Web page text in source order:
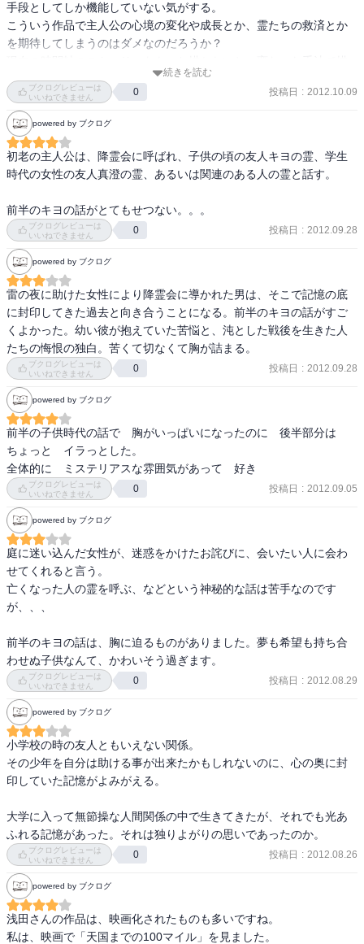
手段としてしか機能していない気がする。
こういう作品で主人公の心境の変化や成長とか、霊たちの救済とか
を期待してしまうのはダメなのだろうか？
かれた２つの短編になってしまうと思う。
その２つの短編自体はおもしろいのだけれど。
続きを読む
ブクログレビューは
いいねできません
0 投稿日 : 2012.10.09
powered by ブクログ
初老の主人公は、降霊会に呼ばれ、子供の頃の友人キヨの霊、学生
時代の女性の友人真澄の霊、あるいは関連のある人の霊と話す。
前半のキヨの話がとてもせつない。。。
ブクログレビューは
いいねできません
0 投稿日 : 2012.09.28
powered by ブクログ
雷の夜に助けた女性により降霊会に導かれた男は、そこで記憶の底
に封印してきた過去と向き合うことになる。前半のキヨの話がすご
くよかった。幼い彼が抱えていた苦悩と、沌とした戦後を生きた人
たちの悔恨の独白。苦くて切なくて胸が詰まる。
ブクログレビューは
いいねできません
0 投稿日 : 2012.09.28
powered by ブクログ
前半の子供時代の話で　胸がいっぱいになったのに　後半部分は
ちょっと　イラっとした。
全体的に　ミステリアスな雰囲気があって　好き
ブクログレビューは
いいねできません
0 投稿日 : 2012.09.05
powered by ブクログ
庭に迷い込んだ女性が、迷惑をかけたお詫びに、会いたい人に会わ
せてくれると言う。
亡くなった人の霊を呼ぶ、などという神秘的な話は苦手なのです
が、、、
前半のキヨの話は、胸に迫るものがありました。夢も希望も持ち合
わせぬ子供なんて、かわいそう過ぎます。
ブクログレビューは
いいねできません
0 投稿日 : 2012.08.29
powered by ブクログ
小学校の時の友人ともいえない関係。
その少年を自分は助ける事が出来たかもしれないのに、心の奥に封
印していた記憶がよみがえる。
大学に入って無節操な人間関係の中で生きてきたが、それでも光あ
ふれる記憶があった。それは独りよがりの思いであったのか。
ブクログレビューは
いいねできません
0 投稿日 : 2012.08.26
powered by ブクログ
浅田さんの作品は、映画化されたものも多いですね。
私は、映画で「天国までの100マイル」を見ました。